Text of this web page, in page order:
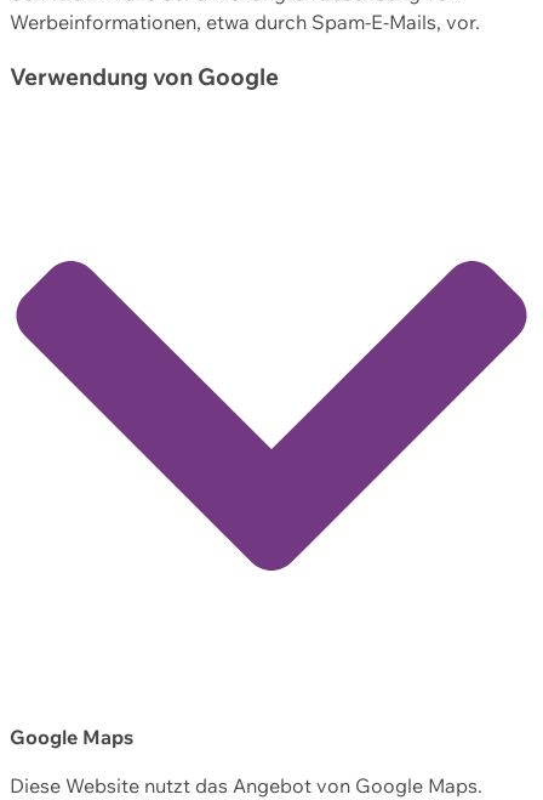
Werbeinformationen, etwa durch Spam-E-Mails, vor.
Verwendung von Google
Google Maps
Diese Website nutzt das Angebot von Google Maps.